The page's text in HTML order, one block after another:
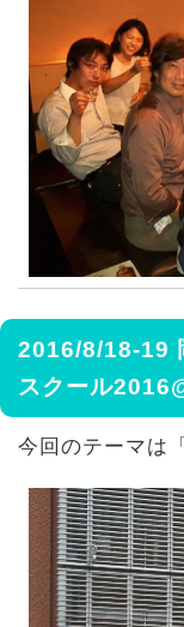
2016/8/18-19
スクール
今回のテーマは